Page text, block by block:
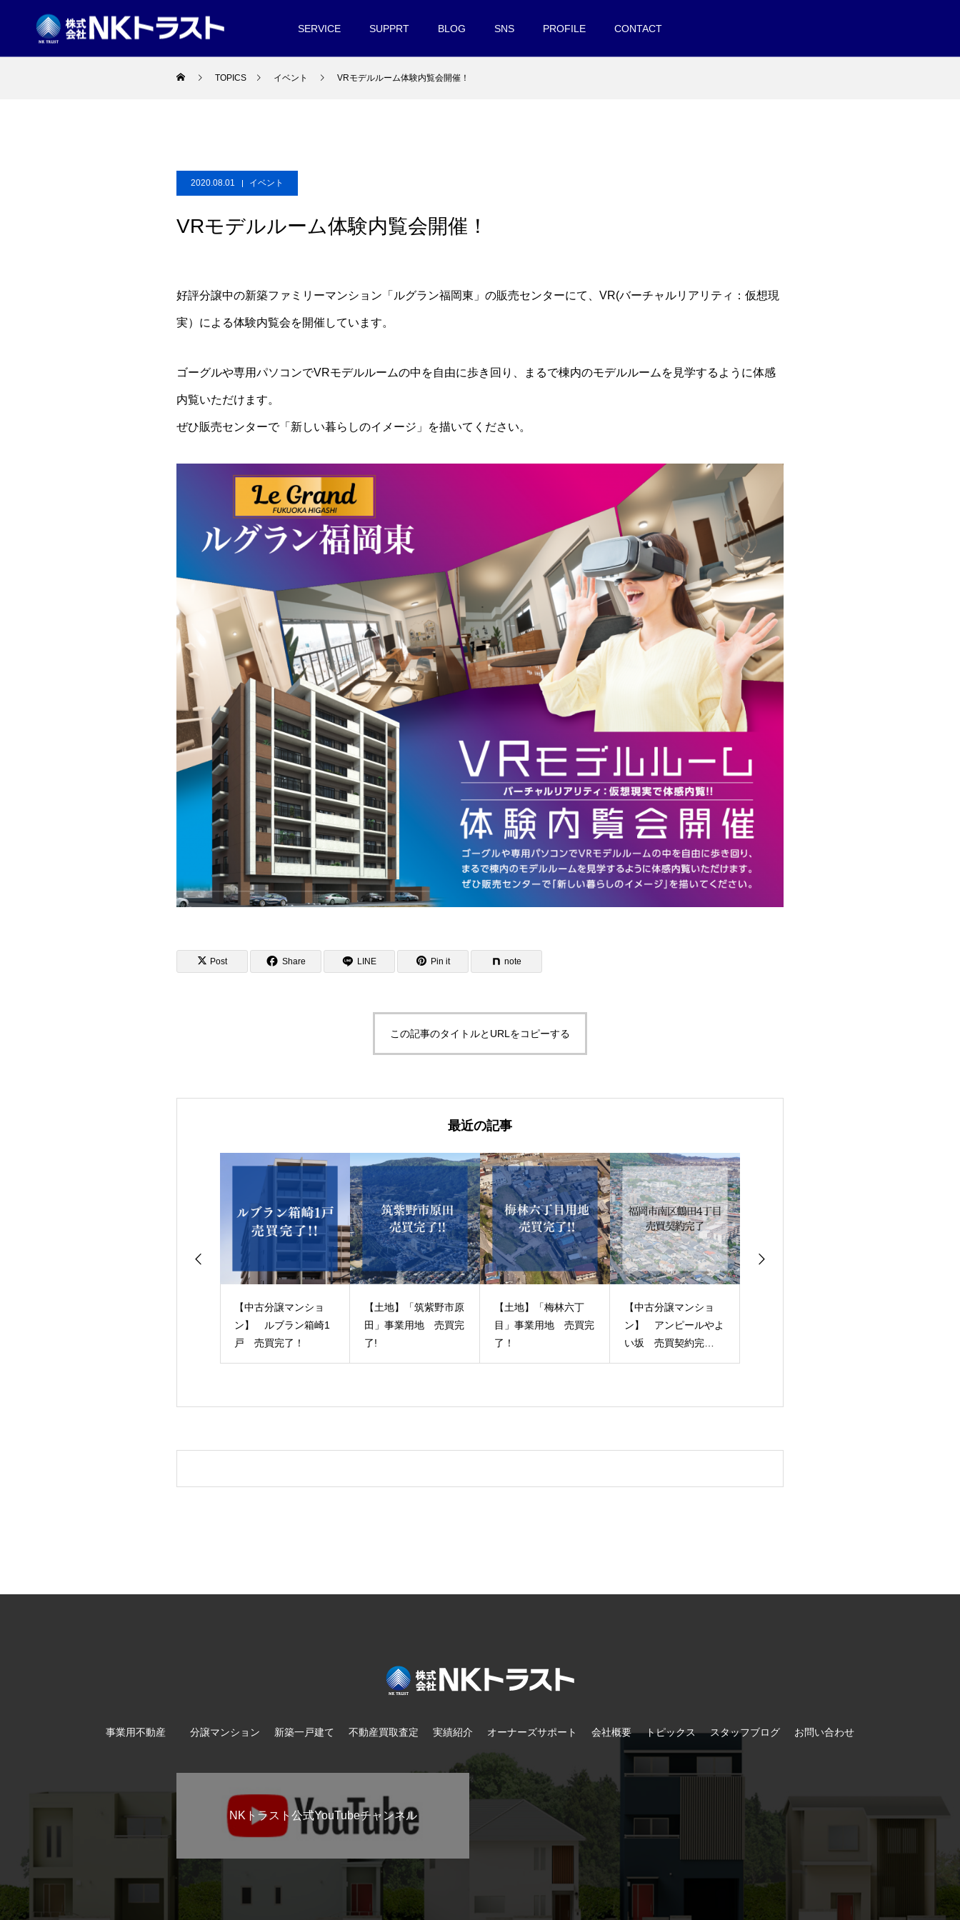
SERVICE SUPPRT BLOG SNS PROFILE CONTACT
TOPICS イベント VRモデルルーム体験内覧会開催！
2020.08.01 イベント
VRモデルルーム体験内覧会開催！
好評分譲中の新築ファミリーマンション「ルグラン福岡東」の販売センターにて、VR(バーチャルリアリティ：仮想現
実）による体験内覧会を開催しています。
ゴーグルや専用パソコンでVRモデルルームの中を自由に歩き回り、まるで棟内のモデルルームを見学するように体感
内覧いただけます。
ぜひ販売センターで「新しい暮らしのイメージ」を描いてください。
Post Share LINE Pin it note
この記事のタイトルとURLをコピーする
最近の記事
【土地】「筑紫野市原
田」事業用地 売買完
了!
【土地】「梅林六丁
目」事業用地 売買完
了！
【中古分譲マンショ
ン】 アンピールやよ
い坂 売買契約完
了！
夏季休暇のご案内
（NKトラスト・NKマ
ネージメント・NKフ
ューチャービジョン）
事業用不動産 分譲マンション 新築一戸建て 不動産買取査定 実績紹介 オーナーズサポート 会社概要 トピックス スタッフブログ お問い合わせ
NKトラスト公式YouTubeチャンネル